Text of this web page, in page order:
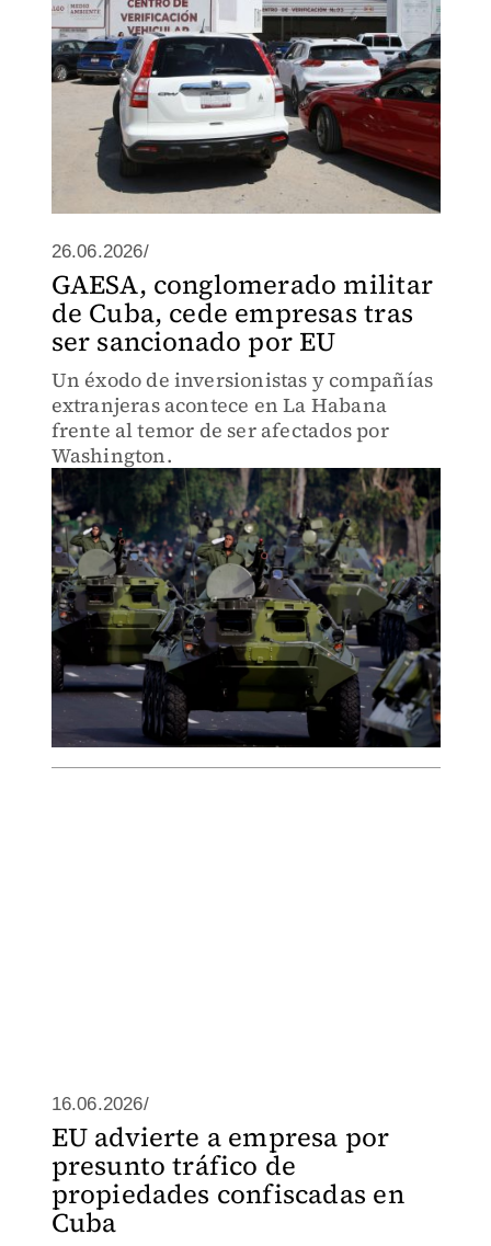
26.06.2026/
GAESA, conglomerado militar
de Cuba, cede empresas tras
ser sancionado por EU
Un éxodo de inversionistas y compañías
extranjeras acontece en La Habana
frente al temor de ser afectados por
Washington.
16.06.2026/
EU advierte a empresa por
presunto tráfico de
propiedades confiscadas en
Cuba